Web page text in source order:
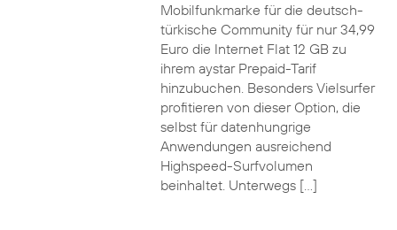
Mobilfunkmarke für die deutsch-
türkische Community für nur 34,99
Euro die Internet Flat 12 GB zu
ihrem aystar Prepaid-Tarif
hinzubuchen. Besonders Vielsurfer
profitieren von dieser Option, die
selbst für datenhungrige
Anwendungen ausreichend
Highspeed-Surfvolumen
beinhaltet. Unterwegs […]